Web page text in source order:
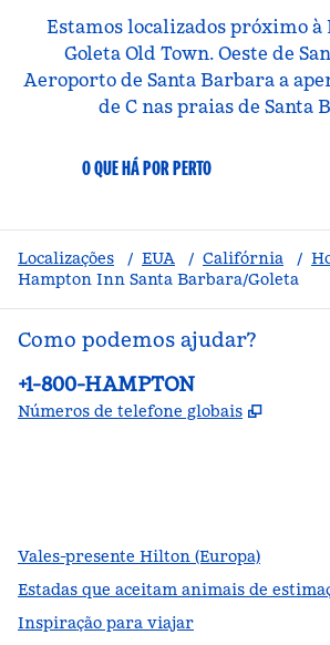
Estamos localizados próximo à
Goleta Old Town. Oeste de
Aeroporto de Santa Barbara a
de C nas praias de Santa
O QUE HÁ POR PERTO
Localizações / EUA / Califórnia /
Hampton Inn Santa Barbara/Goleta
Como podemos ajudar?
Telefone:
+1-800-HAMPTON
Números de telefone globais ,
Vales-presente Hilton (Europa)
Estadas que aceitam animais de
Inspiração para viajar